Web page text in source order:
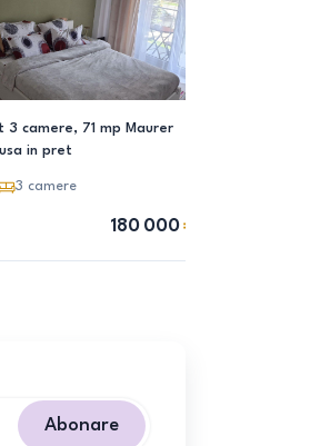
3 camere, 71 mp Maurer
in pret
3 camere
180 000
Abonare